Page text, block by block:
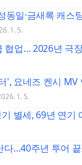
동일·금새록 캐스
1. 5.
협업… 2026년 극
', 요네즈 켄시 MV
1. 5.
별세, 69년 연기
다…40주년 투어